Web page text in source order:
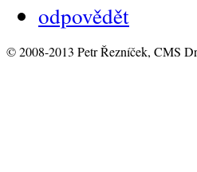
odpovědět
© 2008-2013 Petr Řezníček, CMS